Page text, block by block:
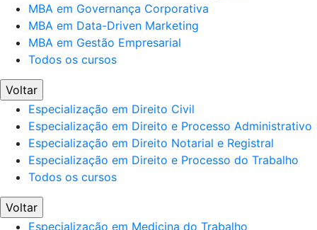
MBA em Governança Corporativa
MBA em Data-Driven Marketing
MBA em Gestão Empresarial
Todos os cursos
Voltar
Especialização em Direito Civil
Especialização em Direito e Processo Administrativo
Especialização em Direito Notarial e Registral
Especialização em Direito e Processo do Trabalho
Todos os cursos
Voltar
Especialização em Medicina do Trabalho